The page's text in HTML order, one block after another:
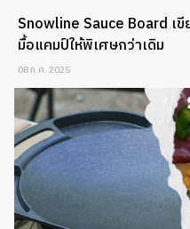
Snowline Sauce Board เ
มื้อแคมป์ให้พิเศษกว่าเดิม
08 ก.ค. 2025